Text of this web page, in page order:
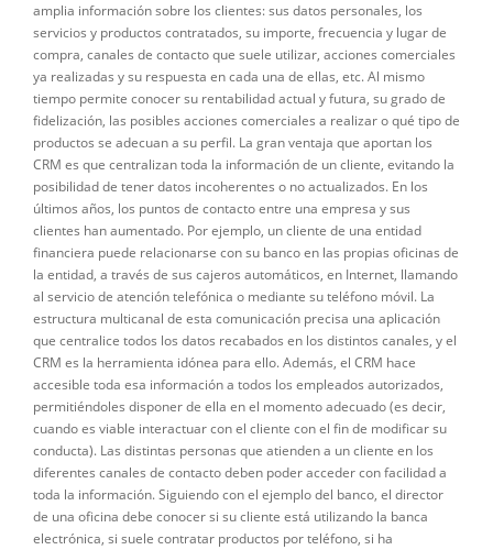
amplia información sobre los clientes: sus datos personales, los
servicios y productos contratados, su importe, frecuencia y lugar de
compra, canales de contacto que suele utilizar, acciones comerciales
ya realizadas y su respuesta en cada una de ellas, etc. Al mismo
tiempo permite conocer su rentabilidad actual y futura, su grado de
fidelización, las posibles acciones comerciales a realizar o qué tipo de
productos se adecuan a su perfil. La gran ventaja que aportan los
CRM es que centralizan toda la información de un cliente, evitando la
posibilidad de tener datos incoherentes o no actualizados. En los
últimos años, los puntos de contacto entre una empresa y sus
clientes han aumentado. Por ejemplo, un cliente de una entidad
financiera puede relacionarse con su banco en las propias oficinas de
la entidad, a través de sus cajeros automáticos, en Internet, llamando
al servicio de atención telefónica o mediante su teléfono móvil. La
estructura multicanal de esta comunicación precisa una aplicación
que centralice todos los datos recabados en los distintos canales, y el
CRM es la herramienta idónea para ello. Además, el CRM hace
accesible toda esa información a todos los empleados autorizados,
permitiéndoles disponer de ella en el momento adecuado (es decir,
cuando es viable interactuar con el cliente con el fin de modificar su
conducta). Las distintas personas que atienden a un cliente en los
diferentes canales de contacto deben poder acceder con facilidad a
toda la información. Siguiendo con el ejemplo del banco, el director
de una oficina debe conocer si su cliente está utilizando la banca
electrónica, si suele contratar productos por teléfono, si ha